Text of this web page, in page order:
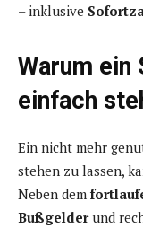
– inklusive
Warum
einfach
Ein nicht mehr
stehen zu lassen,
Neben dem
Bußgelderund